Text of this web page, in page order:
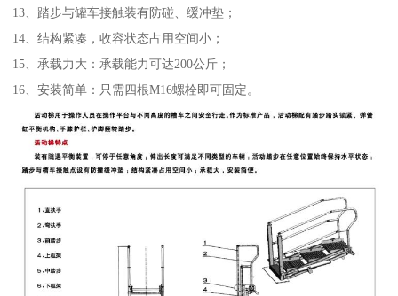
13、踏步与罐车接触装有防碰、缓冲垫；
14、结构紧凑，收容状态占用空间小；
15、承载力大：承载能力可达200公斤；
16、安装简单：只需四根M16螺栓即可固定。